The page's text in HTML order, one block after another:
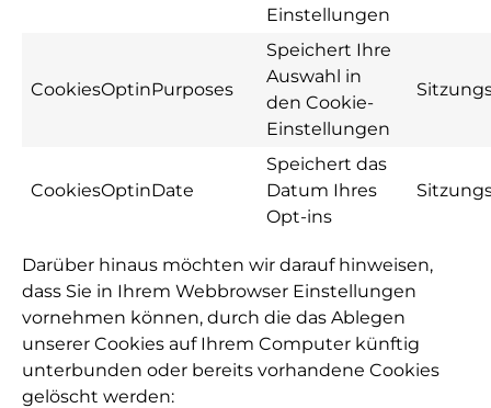
Einstellungen
CookiesOptinPurposes
Speichert Ihre
Auswahl in
den Cookie-
Einstellungen
CookiesOptinDate
Speichert das
Datum Ihres
Opt-ins
Darüber hinaus möchten wir darauf hinweisen,
dass Sie in Ihrem Webbrowser Einstellungen
vornehmen können, durch die das Ablegen
unserer Cookies auf Ihrem Computer künftig
unterbunden oder bereits vorhandene Cookies
gelöscht werden: